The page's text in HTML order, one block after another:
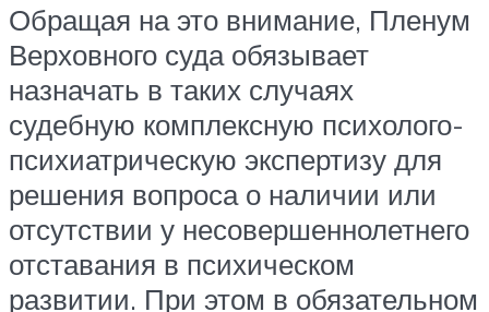
Обращая на это внимание, Пленум
Верховного суда обязывает
назначать в таких случаях
судебную комплексную психолого-
психиатрическую экспертизу для
решения вопроса о наличии или
отсутствии у несовершеннолетнего
отставания в психическом
развитии. При этом в обязательном